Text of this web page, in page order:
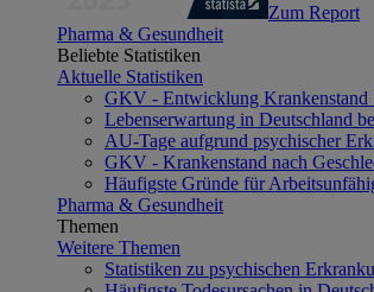
Zum Report
Pharma & Gesundheit
Beliebte Statistiken
Aktuelle Statistiken
GKV - Entwicklung Krankenstand
Lebenserwartung in Deutschland
AU-Tage aufgrund psychischer
GKV - Krankenstand nach
Häufigste Gründe für
Pharma & Gesundheit
Themen
Weitere Themen
Statistiken zu psychischen